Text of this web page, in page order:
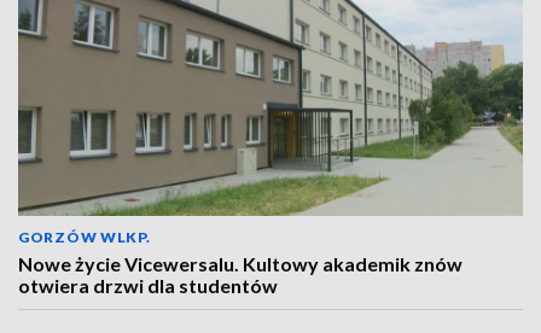
GORZÓW WLKP.
Nowe życie Vicewersalu. Kultowy akademik znów
otwiera drzwi dla studentów